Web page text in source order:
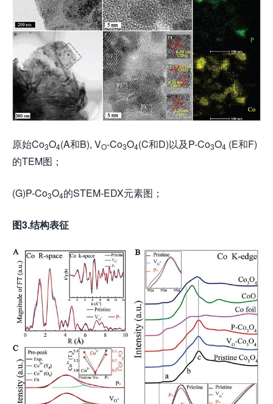
原始Co3O4(A和B), VO-Co3O4(C和D)以及P-Co3O4 (E和F)
的TEM图；
(G)P-Co3O4的STEM-EDX元素图；
图3.结构表征